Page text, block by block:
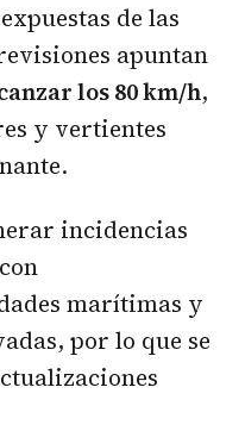
de las
apuntan
los 80 km/h,
y vertientes
incidencias
marítimas y
por lo que se